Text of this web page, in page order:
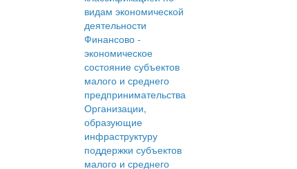
видам экономической
деятельности
Финансово -
экономическое
состояние субъектов
малого и среднего
предпринимательства
Организации,
образующие
инфраструктуру
поддержки субъектов
малого и среднего